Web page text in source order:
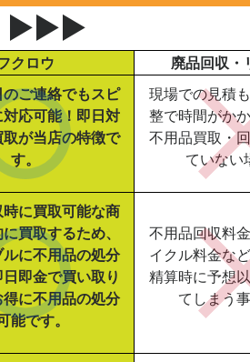
▶▶▶
クロウ 廃品回収・
ご連絡でもスピ
応可能！即日対
が当店の特徴で
す。
現場での見積
整で時間がか
不用品買取・
ていない
に買取可能な商
買取するため、
ルに不用品の処分
即金で買い取り
に不用品の処分
能です。
不用品回収料
イクル料金な
精算時に予想
てしまう